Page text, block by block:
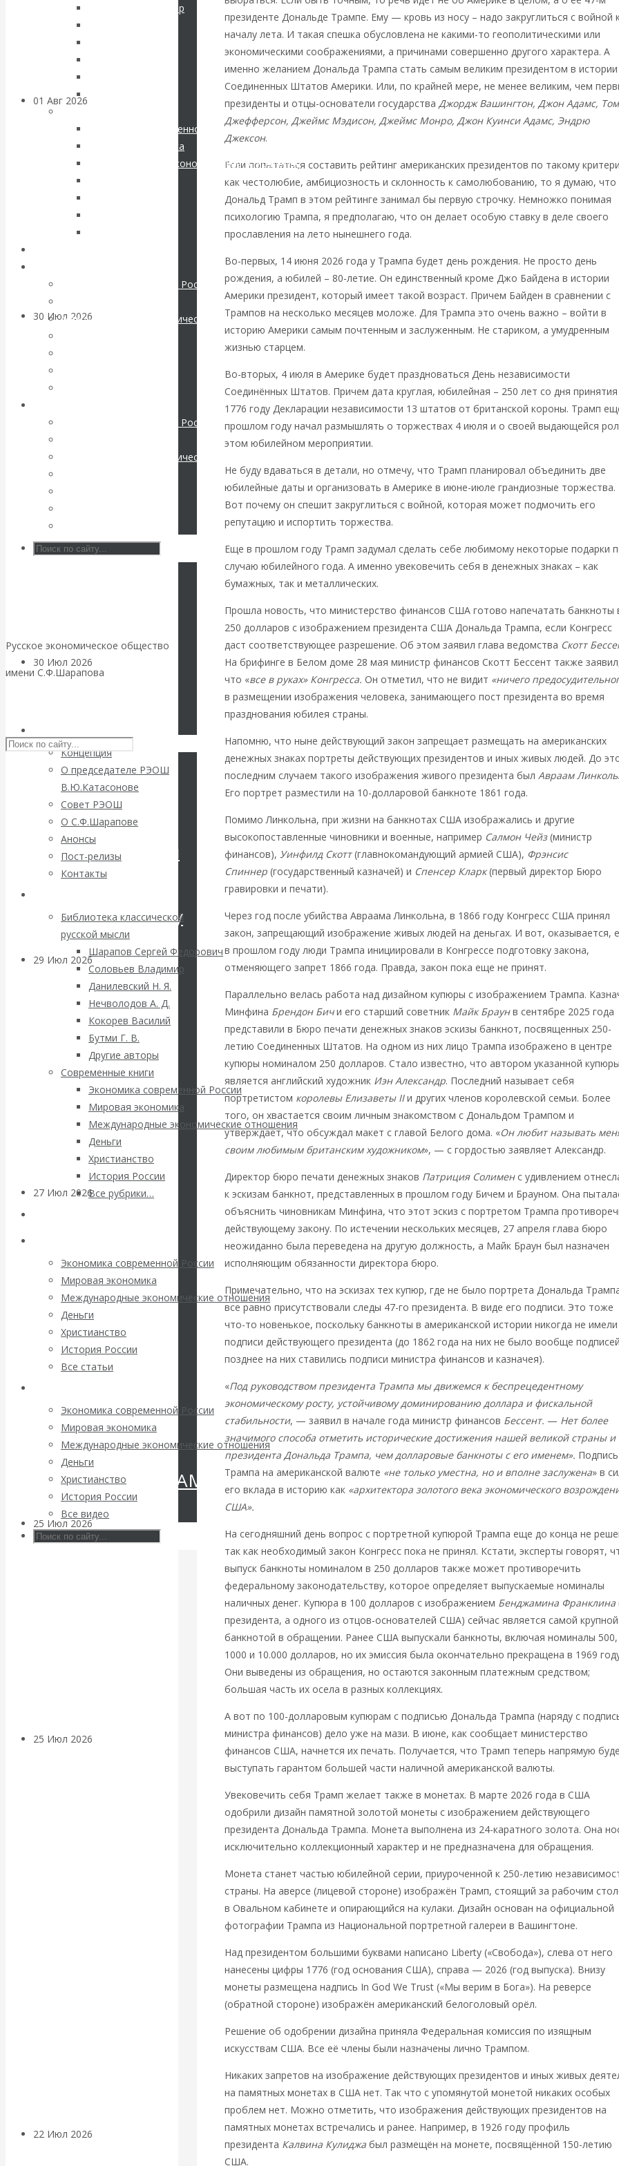
Соловьев Владимир
Экономика современной России
Мировая экономика
Международные экономические отношения
Экономика современной России
Международные экономические отношения
Экономика современной России
Международные экономические отношения
Русское экономическое общество
имени С.Ф.Шарапова
Концепция
О председателе РЭОШ
В.Ю.Катасонове
Совет РЭОШ
О С.Ф.Шарапове
Анонсы
Пост-релизы
Контакты
Библиотека классической
русской мысли
Шарапов Сергей Федорович
Соловьев Владимир
Данилевский Н. Я.
Нечволодов А. Д.
Кокорев Василий
Бутми Г. В.
Другие авторы
Современные книги
Экономика современной России
Мировая экономика
Международные экономические отношения
Деньги
Христианство
История России
Все рубрики…
Экономика современной России
Мировая экономика
Международные экономические отношения
Деньги
Христианство
История России
Все статьи
Экономика современной России
Мировая экономика
Международные экономические отношения
Деньги
Христианство
История России
Все видео
банковских
счетов
01 Авг 2026
ВАлентин
Катасонов.
Саммит НАТО в
Турции: Drang
30 Июл 2026
Валентин
Катасонов. Кто
определяет
погоду на
финансовых
рынках?
Минфины хотят
30 Июл 2026
экономика
Катасонов.
Искусственный
интеллект —
революционный
переход к
посткапитализму
29 Июл 2026Мировая
финансовая олигархия
Валентин
Катасонов.
«Мировые
ростовщики»:
вчера и сегодня
27 Июл 2026Мировая
КАтасонов.
«МЕТОД
ОТМЫВАНИЯ
ВЕДЁТ БОРЬБУ
КРИПТОВАЛЮТАМИ
25 Июл 2026Геополитика
25 Июл 2026
22 Июл 2026
президенте Дональде Трампе. Ему — кровь из носу – надо закруглиться с войной
началу лета. И такая спешка обусловлена не какими-то геополитическими или
экономическими соображениями, а причинами совершенно другого характера. А
именно желанием Дональда Трампа стать самым великим президентом в истории
Соединенных Штатов Америки. Или, по крайней мере, не менее великим, чем
президенты и отцы-основатели государстваДжордж Вашингтон, Джон Адамс,
Джефферсон, Джеймс Мэдисон, Джеймс Монро, Джон Куинси Адамс, Эндрю
Джексон.
Если попытаться составить рейтинг американских президентов по такому
как честолюбие, амбициозность и склонность к самолюбованию, то я думаю, что
Дональд Трамп в этом рейтинге занимал бы первую строчку. Немножко понимая
психологию Трампа, я предполагаю, что он делает особую ставку в деле своего
прославления на лето нынешнего года.
Во-первых, 14 июня 2026 года у Трампа будет день рождения. Не просто день
рождения, а юбилей – 80-летие. Он единственный кроме Джо Байдена в истории
Америки президент, который имеет такой возраст. Причем Байден в сравнении с
Трампов на несколько месяцев моложе. Для Трампа это очень важно – войти в
историю Америки самым почтенным и заслуженным. Не стариком, а умудренным
жизнью старцем.
Во-вторых, 4 июля в Америке будет праздноваться День независимости
Соединённых Штатов. Причем дата круглая, юбилейная – 250 лет со дня принятия
1776 году Декларации независимости 13 штатов от британской короны. Трамп
прошлом году начал размышлять о торжествах 4 июля и о своей выдающейся
этом юбилейном мероприятии.
Не буду вдаваться в детали, но отмечу, что Трамп планировал объединить две
юбилейные даты и организовать в Америке в июне-июле грандиозные торжества.
Вот почему он спешит закруглиться с войной, которая может подмочить его
репутацию и испортить торжества.
Еще в прошлом году Трамп задумал сделать себе любимому некоторые подарки
случаю юбилейного года. А именно увековечить себя в денежных знаках – как
бумажных, так и металлических.
Прошла новость, что министерство финансов США готово напечатать банкноты
250 долларов с изображением президента США Дональда Трампа, если Конгресс
даст соответствующее разрешение. Об этом заявил глава ведомства Скотт
На брифинге в Белом доме 28 мая министр финансов Скотт Бессент также
что «все в руках» Конгресса.Он отметил, что не видит «ничего
в размещении изображения человека, занимающего пост президента во время
празднования юбилея страны.
Напомню, что ныне действующий закон запрещает размещать на американских
денежных знаках портреты действующих президентов и иных живых людей. До
последним случаем такого изображения живого президента былАвраам
Его портрет разместили на 10-долларовой банкноте 1861 года.
Помимо Линкольна, при жизни на банкнотах США изображались и другие
высокопоставленные чиновники и военные, например Салмон Чейз(министр
финансов),Уинфилд Скотт(главнокомандующий армией США), Фрэнсис
Спиннер (государственный казначей) и Спенсер Кларк(первый директор Бюро
гравировки и печати).
Через год после убийства Авраама Линкольна, в 1866 году Конгресс США принял
закон, запрещающий изображение живых людей на деньгах. И вот, оказывается,
в прошлом году люди Трампа инициировали в Конгрессе подготовку закона,
отменяющего запрет 1866 года. Правда, закон пока еще не принят.
Параллельно велась работа над дизайном купюры с изображением Трампа.
Минфина Брендон Бичи его старший советник Майк Браунв сентябре 2025 года
представили в Бюро печати денежных знаков эскизы банкнот, посвященных 250-
летию Соединенных Штатов. На одном из них лицо Трампа изображено в центре
купюры номиналом 250 долларов. Стало известно, что автором указанной купюры
является английский художник Иэн Александр. Последний называет себя
портретистом королевы Елизаветы IIи других членов королевской семьи. Более
того, он хвастается своим личным знакомством с Дональдом Трампом и
утверждает, что обсуждал макет с главой Белого дома. «Он любит называть
своим любимым британским художником», — с гордостью заявляет Александр.
Директор бюро печати денежных знаков Патриция Солименс удивлением
к эскизам банкнот, представленных в прошлом году Бичем и Брауном. Она
объяснить чиновникам Минфина, что этот эскиз с портретом Трампа
действующему закону. По истечении нескольких месяцев, 27 апреля глава бюро
неожиданно была переведена на другую должность, а Майк Браун был назначен
исполняющим обязанности директора бюро.
Примечательно, что на эскизах тех купюр, где не было портрета Дональда
все равно присутствовали следы 47-го президента. В виде его подписи. Это тоже
что-то новенькое, поскольку банкноты в американской истории никогда не имели
подписи действующего президента (до 1862 года на них не было вообще
позднее на них ставились подписи министра финансов и казначея).
«Под руководством президента Трампа мы движемся к беспрецедентному
экономическому росту, устойчивому доминированию доллара и фискальной
стабильности, — заявил в начале года министр финансов Бессент. — Нет более
значимого способа отметить исторические достижения нашей великой страны и
президента Дональда Трампа, чем долларовые банкноты с его именем». Подпись
Трампа на американской валюте «не только уместна, но и вполне заслужена» в
его вклада в историю как «архитектора золотого века экономического
США».
На сегодняшний день вопрос с портретной купюрой Трампа еще до конца не
так как необходимый закон Конгресс пока не принял. Кстати, эксперты говорят,
выпуск банкноты номиналом в 250 долларов также может противоречить
федеральному законодательству, которое определяет выпускаемые номиналы
наличных денег. Купюра в 100 долларов с изображением Бенджамина Франклина
президента, а одного из отцов-основателей США) сейчас является самой крупной
банкнотой в обращении. Ранее США выпускали банкноты, включая номиналы 500,
1000 и 10.000 долларов, но их эмиссия была окончательно прекращена в 1969
Они выведены из обращения, но остаются законным платежным средством;
большая часть их осела в разных коллекциях.
А вот по 100-долларовым купюрам с подписью Дональда Трампа (наряду с
министра финансов) дело уже на мази. В июне, как сообщает министерство
финансов США, начнется их печать. Получается, что Трамп теперь напрямую
выступать гарантом большей части наличной американской валюты.
Увековечить себя Трамп желает также в монетах. В марте 2026 года в США
одобрили дизайн памятной золотой монеты с изображением действующего
президента Дональда Трампа. Монета выполнена из 24-каратного золота. Она
исключительно коллекционный характер и не предназначена для обращения.
Монета станет частью юбилейной серии, приуроченной к 250-летию
страны. На аверсе (лицевой стороне) изображён Трамп, стоящий за рабочим
в Овальном кабинете и опирающийся на кулаки. Дизайн основан на официальной
фотографии Трампа из Национальной портретной галереи в Вашингтоне.
Над президентом большими буквами написано Liberty («Свобода»), слева от него
нанесены цифры 1776 (год основания США), справа — 2026 (год выпуска). Внизу
монеты размещена надпись In God We Trust («Мы верим в Бога»). На реверсе
(обратной стороне) изображён американский белоголовый орёл.
Решение об одобрении дизайна приняла Федеральная комиссия по изящным
искусствам США. Все её члены были назначены лично Трампом.
Никаких запретов на изображение действующих президентов и иных живых
на памятных монетах в США нет. Так что с упомянутой монетой никаких особых
проблем нет. Можно отметить, что изображения действующих президентов на
памятных монетах встречались и ранее. Например, в 1926 году профиль
президента Калвина Кулиджа был размещён на монете, посвящённой 150-летию
США.